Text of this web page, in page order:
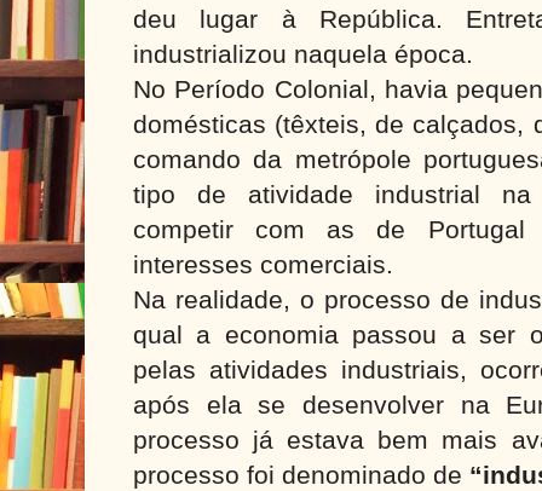
deu lugar à República.
industrializou naquela época.
No Período Colonial, havia
domésticas (têxteis, de calçados,
comando da metrópole
tipo de atividade industrial
competir com as de Portugal
interesses comerciais.
Na realidade, o processo de
qual a economia passou a ser
pelas atividades industriais,
após ela se desenvolver na
processo já estava bem mais
processo foi denominado de